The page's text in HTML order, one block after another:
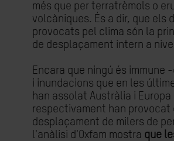
més que per terratrèmols o
volcàniques. És a dir, que els
provocats pel clima són la
de desplaçament intern a
Encara que ningú és immune
i inundacions que en les
han assolat Austràlia i Europa
respectivament han provocat
desplaçament de milers de
l'anàlisi d'Oxfam mostra que